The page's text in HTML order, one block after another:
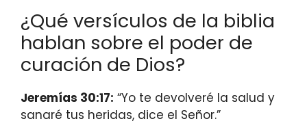
¿Qué versículos de la biblia
hablan sobre el poder de
curación de Dios?
Jeremías 30:17: “Yo te devolveré la salud y
sanaré tus heridas, dice el Señor.”